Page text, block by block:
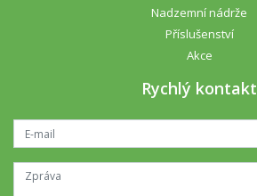
Nadzemní nádrže
Příslušenství
Akce
Rychlý kontakt